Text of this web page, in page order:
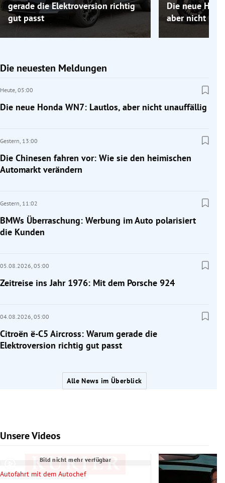
gerade die Elektroversion richtig
gut passt
Die neue
aber nicht
Die neuesten Meldungen
Heute, 05:00
Die neue Honda WN7: Lautlos, aber nicht unauffällig
Gestern, 13:00
Die Chinesen fahren vor: Wie sie den heimischen
Automarkt verändern
Gestern, 11:02
BMWs Überraschung: Werbung im Auto polarisiert
die Kunden
05.08.2026, 05:00
Zeitreise ins Jahr 1976: Mit dem Porsche 924
04.08.2026, 05:00
Citroën ë-C5 Aircross: Warum gerade die
Elektroversion richtig gut passt
Alle News im Überblick
Unsere Videos
Slide 1 von 7
Bild nicht mehr verfügbar
Autofahrt mit dem Autochef